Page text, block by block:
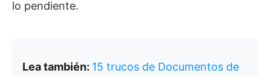
lo pendiente.
Lea también: 15 trucos de Documentos de